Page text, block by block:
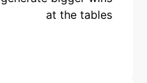
at the tables